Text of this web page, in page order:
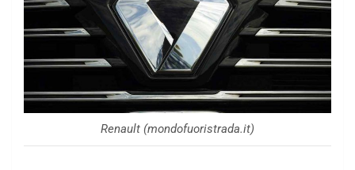
Renault (mondofuoristrada.it)